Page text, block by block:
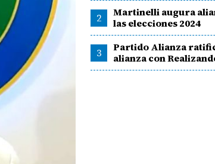
2
Martinelli augura
las elecciones 2024
3
Partido Alianza
alianza con